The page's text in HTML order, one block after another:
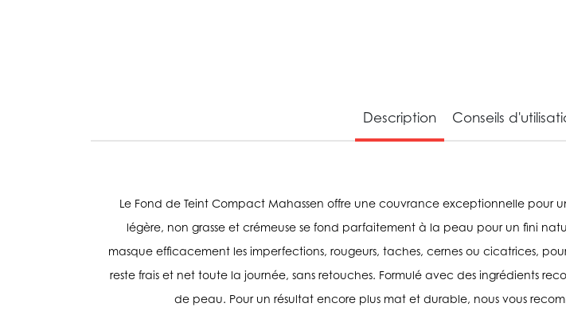
Description Conseils
Le Fond de Teint Compact Mahassen offre une couvrance exceptionnelle
légère, non grasse et crémeuse se fond parfaitement à la peau pour un fini
masque efficacement les imperfections, rougeurs, taches, cernes ou cicatrices,
reste frais et net toute la journée, sans retouches. Formulé avec des ingrédients
de peau. Pour un résultat encore plus mat et durable, nous vous